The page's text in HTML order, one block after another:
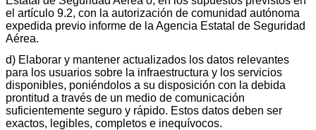
el artículo 9.2, con la autorización de comunidad autónoma
expedida previo informe de la Agencia Estatal de Seguridad
Aérea.
d) Elaborar y mantener actualizados los datos relevantes
para los usuarios sobre la infraestructura y los servicios
disponibles, poniéndolos a su disposición con la debida
prontitud a través de un medio de comunicación
suficientemente seguro y rápido. Estos datos deben ser
exactos, legibles, completos e inequívocos.